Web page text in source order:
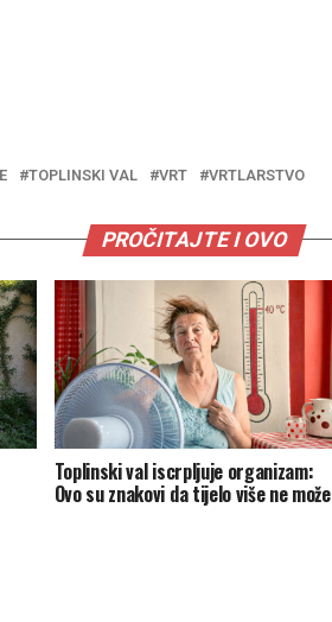
TOPLINSKI VAL VRT VRTLARSTVO
PROČITAJTE I OVO
Toplinski val iscrpljuje organizam:
Ovo su znakovi da tijelo više ne može